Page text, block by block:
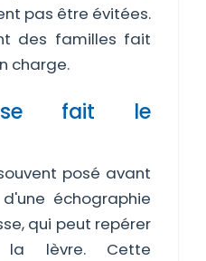
pas être évitées.
des familles fait
charge.
se fait le
posé avant
échographie
qui peut repérer
lèvre. Cette